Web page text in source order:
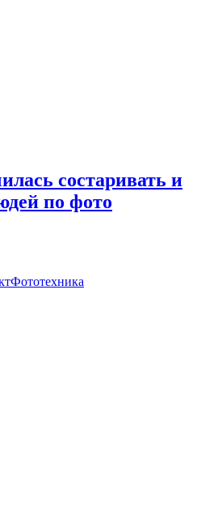
состаривать и
по фото
Фототехника